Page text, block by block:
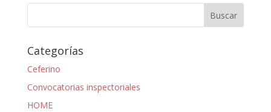
Categorías
Ceferino
Convocatorias inspectoriales
HOME